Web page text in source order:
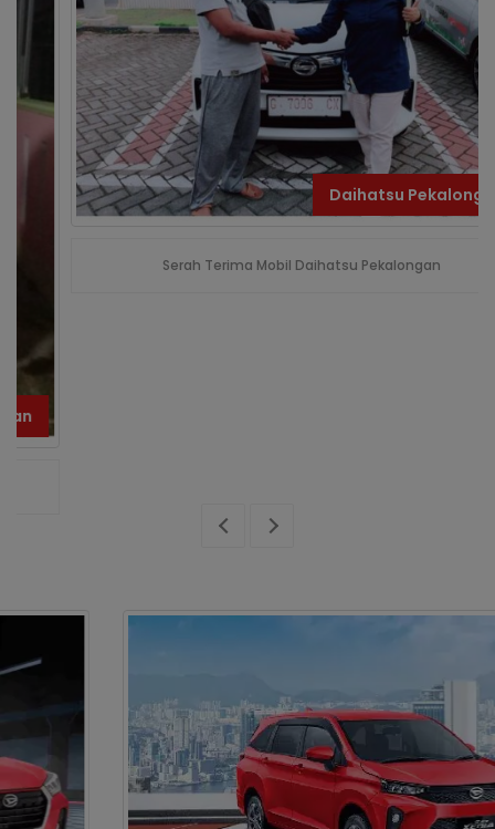
Daihatsu Pekalongan
Serah Terima Mobil Daihatsu Pekalongan